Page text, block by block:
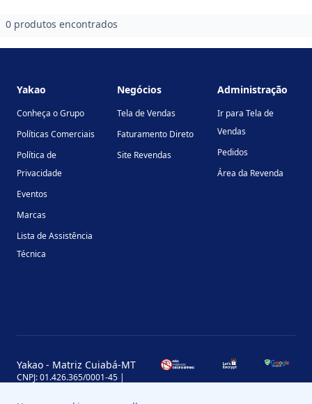
0 produtos encontrados
Yakao
Conheça o Grupo
Políticas Comerciais
Política de
Privacidade
Eventos
Marcas
Lista de Assistência
Técnica
Negócios
Tela de Vendas
Faturamento Direto
Site Revendas
Administração
Ir para Tela de
Vendas
Pedidos
Área da Revenda
Yakao - Matriz Cuiabá-MT
CNPJ: 01.426.365/0001-45 |